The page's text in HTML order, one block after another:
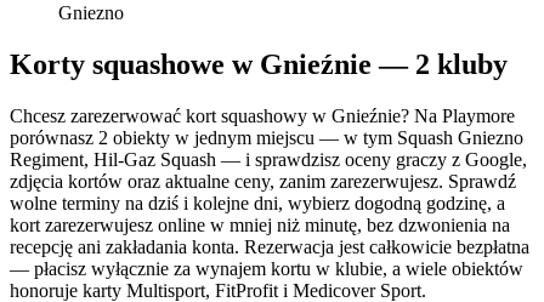
Gniezno
Korty squashowe w Gnieźnie — 2 kluby
Chcesz zarezerwować kort squashowy w Gnieźnie? Na Playmore
porównasz 2 obiekty w jednym miejscu — w tym Squash Gniezno
Regiment, Hil-Gaz Squash — i sprawdzisz oceny graczy z Google,
zdjęcia kortów oraz aktualne ceny, zanim zarezerwujesz. Sprawdź
wolne terminy na dziś i kolejne dni, wybierz dogodną godzinę, a
kort zarezerwujesz online w mniej niż minutę, bez dzwonienia na
recepcję ani zakładania konta. Rezerwacja jest całkowicie bezpłatna
— płacisz wyłącznie za wynajem kortu w klubie, a wiele obiektów
honoruje karty Multisport, FitProfit i Medicover Sport.